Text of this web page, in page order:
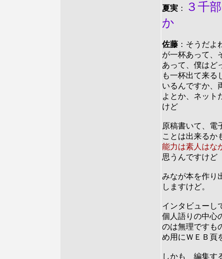
夏実 ：
３千
か
佐藤 ：そうだ
が一杯あって、
あって、僕はど
も一杯出て来る
いるんですか、
よとか、ネット
けど
原稿書いて、電
ことは出来るか
能力は素人はな
思うんですけど
みなが本を作り
しますけど。
インタビュー
個人語りの中心
のは無理ですも
め用にＷＥＢ頁
しかも 編集す